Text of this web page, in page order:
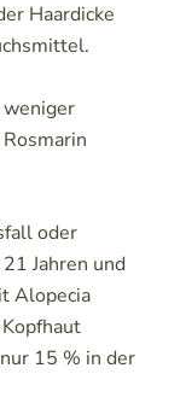
Haardicke
weniger
oder
Jahren und
Alopecia
15 % in der